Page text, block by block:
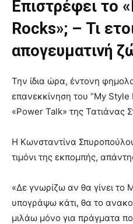
Επιστρέφει το
Rocks»; – Τι
απογευματινή
Την ίδια ώρα, έντονη
επανεκκίνηση του “My Style
«Power Talk» της Τατιάνας
Η Κωνσταντίνα
τιμόνι της εκπομπής,
«Δε γνωρίζω αν θα γίνει το
υπογράψω κάτι, θα το
μιλάω μόνο για πράγματα